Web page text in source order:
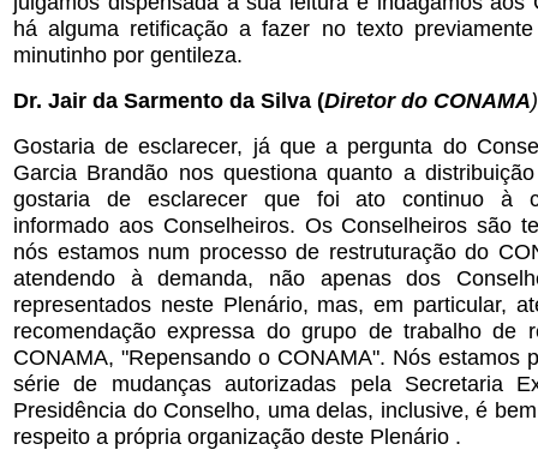
há alguma retificação a fazer no texto
minutinho por gentileza.
Dr. Jair da Sarmento da Silva (Diretor do CONAMA)
Gostaria de esclarecer, já que a pergunta do
Garcia Brandão nos questiona quanto a
gostaria de esclarecer que foi ato continuo à
informado aos Conselheiros. Os Conselheiros são
nós estamos num processo de restruturação do
atendendo à demanda, não apenas dos
representados neste Plenário, mas, em particular,
recomendação expressa do grupo de trabalho de
CONAMA, "Repensando o CONAMA". Nós estamos
série de mudanças autorizadas pela Secretaria
Presidência do Conselho, uma delas, inclusive, é
respeito a própria organização deste Plenário .